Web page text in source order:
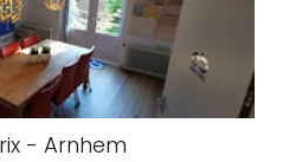
- Arnhem